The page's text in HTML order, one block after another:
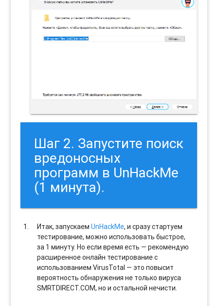
Шаг 2. Запустите поиск
вредоносных
программ в UnHackMe
(1 минута).
Итак, запускаемUnHackMe, и сразу стартуем
тестирование, можно использовать быстрое,
за 1 минуту. Но если время есть — рекомендую
расширенное онлайн тестирование с
использованием VirusTotal — это повысит
вероятность обнаружения не только вируса
SMRTDIRECT.COM, но и остальной нечисти.